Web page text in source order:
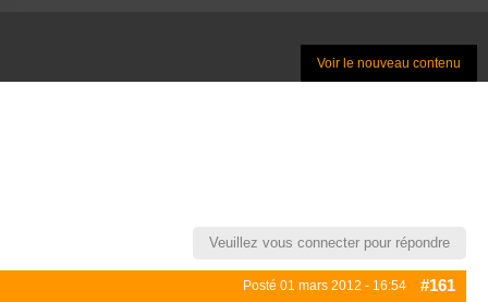
Voir le nouveau contenu
Veuillez vous connecter pour répondre
Posté 01 mars 2012 - 16:54 #161